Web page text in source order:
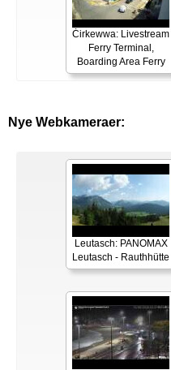
Ċirkewwa: Livestream
Ferry Terminal,
Boarding Area Ferry
Nye Webkameraer:
Leutasch: PANOMAX
Leutasch - Rauthhütte